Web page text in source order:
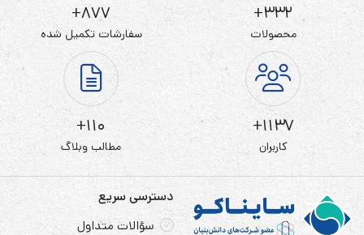
332+
محصولات
877+
سفارشات تکمیل شده
1137+
کاربران
110+
مطالب وبلاگ
دسترسی سریع
سؤالات متداول